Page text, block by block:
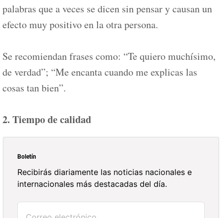
palabras que a veces se dicen sin pensar y causan un
efecto muy positivo en la otra persona.
Se recomiendan frases como: “Te quiero muchísimo,
de verdad”; “Me encanta cuando me explicas las
cosas tan bien”.
2. Tiempo de calidad
Boletín
Recibirás diariamente las noticias nacionales e
internacionales más destacadas del día.